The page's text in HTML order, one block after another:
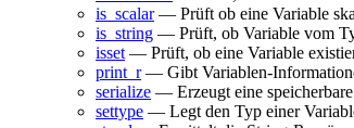
is_scalar— Prüft ob eine Variable
is_string — Prüft, ob Variable vom
isset — Prüft, ob eine Variable
print_r— Gibt Variablen-
serialize — Erzeugt eine
settype — Legt den Typ einer